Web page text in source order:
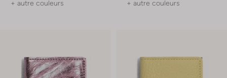
+ autre couleurs + autre couleurs